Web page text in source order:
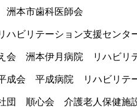
本市歯科医師会
ハビリテーション支援センタ
会 洲本伊月病院 リハビリ
成会 平成病院 リハビリテ
団 順心会 介護老人保健